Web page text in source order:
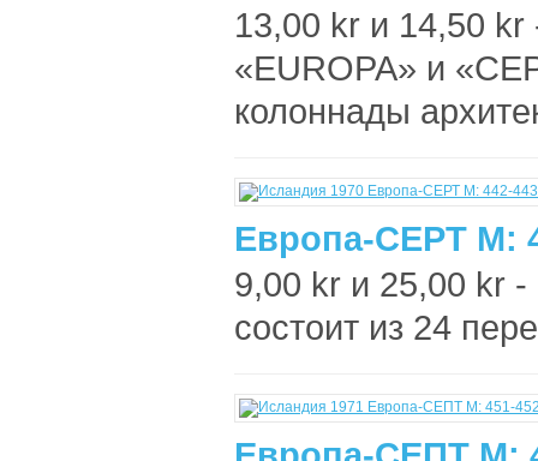
13,00 kr и 14,50 kr
«EUROPA» и
колоннады
Европа-СЕРТ М:
9,00 kr и 25,00 kr
состоит из 24